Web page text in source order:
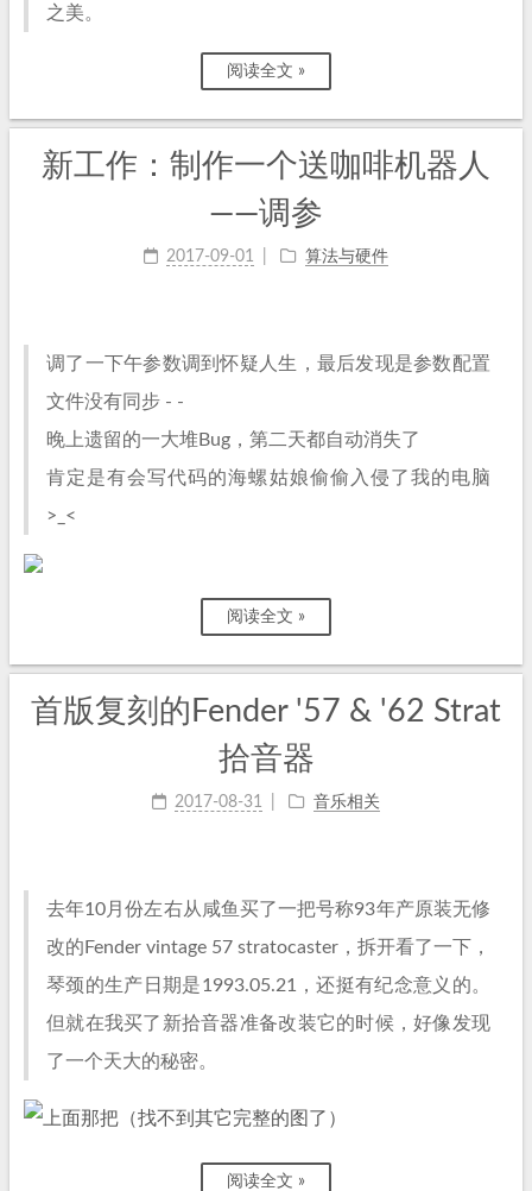
之美。
阅读全文 »
新工作：制作一个送咖啡机器人
——调参
2017-09-01 算法与硬件
调了一下午参数调到怀疑人生，最后发现是参数配置
文件没有同步 - -
晚上遗留的一大堆Bug，第二天都自动消失了
肯定是有会写代码的海螺姑娘偷偷入侵了我的电脑
>_<
阅读全文 »
首版复刻的Fender '57 & '62 Strat
拾音器
2017-08-31 音乐相关
去年10月份左右从咸鱼买了一把号称93年产原装无修
改的Fender vintage 57 stratocaster，拆开看了一下，
琴颈的生产日期是1993.05.21，还挺有纪念意义的。
但就在我买了新拾音器准备改装它的时候，好像发现
了一个天大的秘密。
阅读全文 »